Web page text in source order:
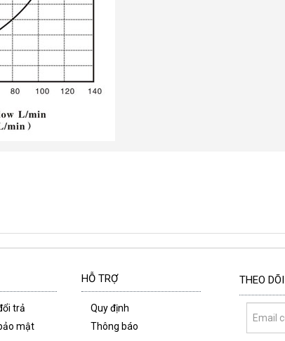
trả
mật
HỖ TRỢ
Quy định
Thông báo
THEO DÕI